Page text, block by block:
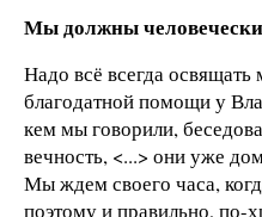
Мы должны
Надо всё всегда
благодатной помощи у
кем мы говорили,
вечность, <...> они уже
Мы ждем своего часа,
поэтому и правильно, по-